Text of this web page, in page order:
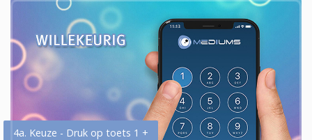
4a. Keuze - Druk op toets 1 +